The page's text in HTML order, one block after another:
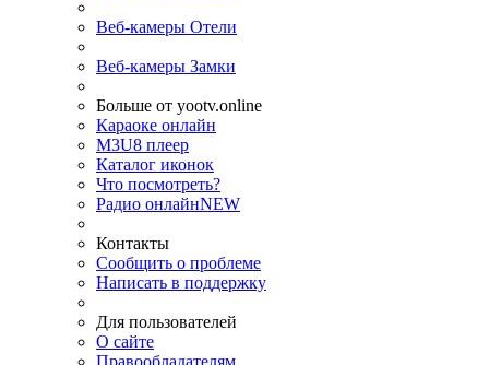
Веб-камеры Отели
Веб-камеры Замки
Больше от yootv.online
Караоке онлайн
M3U8 плеер
Каталог иконок
Что посмотреть?
Радио онлайнNEW
Контакты
Сообщить о проблеме
Написать в поддержку
Для пользователей
О сайте
Правообладателям